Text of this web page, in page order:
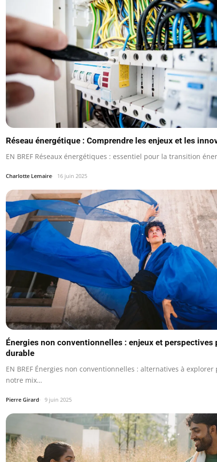
Réseau énergétique : Comprendre les enjeux et les
EN BREF Réseaux énergétiques : essentiel pour la transition
Charlotte Lemaire 16 juin 2025
Énergies non conventionnelles : enjeux et perspectives
durable
EN BREF Énergies non conventionnelles : alternatives à
notre mix…
Pierre Girard 9 juin 2025